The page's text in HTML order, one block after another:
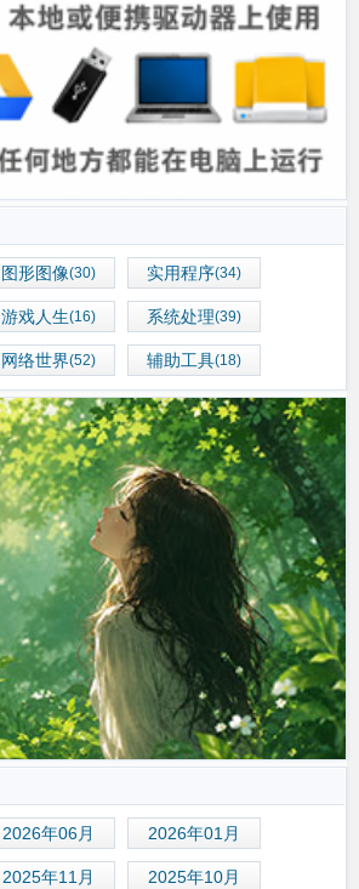
图形图像(30) 实用程序(34)
游戏人生(16) 系统处理(39)
网络世界(52) 辅助工具(18)
2026年06月 2026年01月
2025年11月 2025年10月